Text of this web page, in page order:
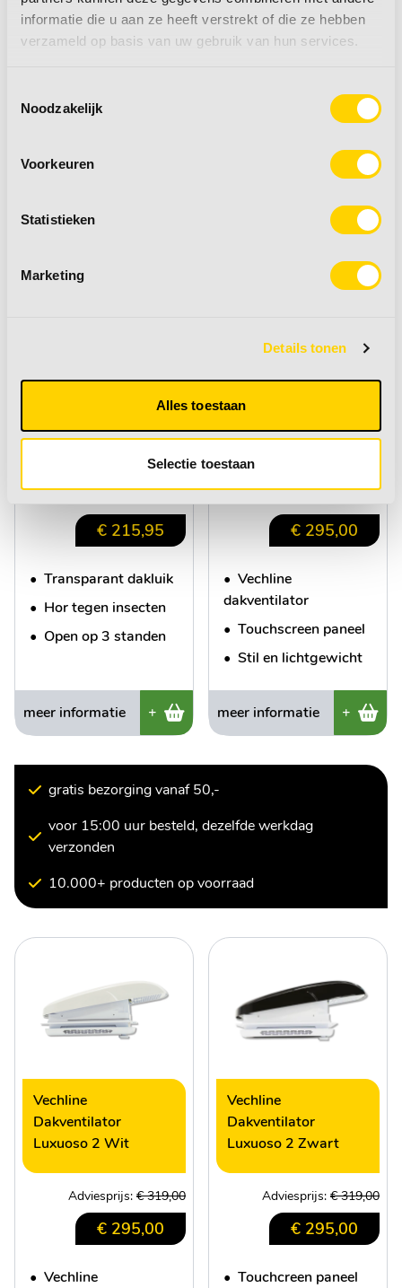
informatie die u aan ze heeft verstrekt of die ze hebben
verzameld op basis van uw gebruik van hun services.
Noodzakelijk
Voorkeuren
Statistieken
Marketing
Details tonen
Alles toestaan
Selectie toestaan
MPK dakluik 40x40
cm
Adviesprijs:
MPK dakluik 40x40
grote kap
+
Remitop Vista dakluik
€ 215,95
• Transparant dakluik
• Hor tegen insecten
• Open op 3 standen
meer informatie +
Vechline
Luxuoso 2 Trans
€ 295,00
• Vechline
dakventilator
• Touchscreen paneel
• Stil en lichtgewicht
meer informatie +
gratis bezorging vanaf 50,-
voor 15:00 uur besteld, dezelfde werkdag
verzonden
10.000+ producten op voorraad
Vechline
Dakventilator
Luxuoso 2 Wit
Adviesprijs: € 319,00
€ 295,00
• Vechline
Vechline
Dakventilator
Luxuoso 2 Zwart
Adviesprijs: € 319,00
€ 295,00
• Touchcreen paneel